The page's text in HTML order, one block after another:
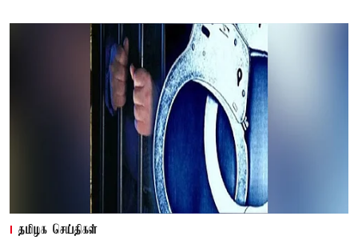
தமிழக செய்திகள்